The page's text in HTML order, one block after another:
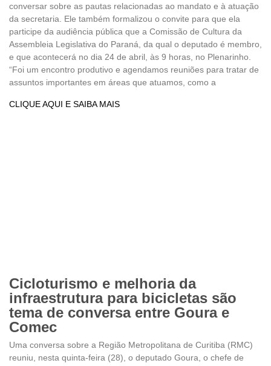
conversar sobre as pautas relacionadas ao mandato e à atuação
da secretaria. Ele também formalizou o convite para que ela
participe da audiência pública que a Comissão de Cultura da
Assembleia Legislativa do Paraná, da qual o deputado é membro,
e que acontecerá no dia 24 de abril, às 9 horas, no Plenarinho.
“Foi um encontro produtivo e agendamos reuniões para tratar de
assuntos importantes em áreas que atuamos, como a
CLIQUE AQUI E SAIBA MAIS
Cicloturismo e melhoria da
infraestrutura para bicicletas são
tema de conversa entre Goura e
Comec
Uma conversa sobre a Região Metropolitana de Curitiba (RMC)
reuniu, nesta quinta-feira (28), o deputado Goura, o chefe de